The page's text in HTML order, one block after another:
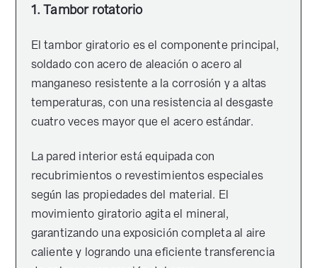
1. Tambor rotatorio
El tambor giratorio es el componente principal,
soldado con acero de aleación o acero al
manganeso resistente a la corrosión y a altas
temperaturas, con una resistencia al desgaste
cuatro veces mayor que el acero estándar.
La pared interior está equipada con
recubrimientos o revestimientos especiales
según las propiedades del material. El
movimiento giratorio agita el mineral,
garantizando una exposición completa al aire
caliente y logrando una eficiente transferencia